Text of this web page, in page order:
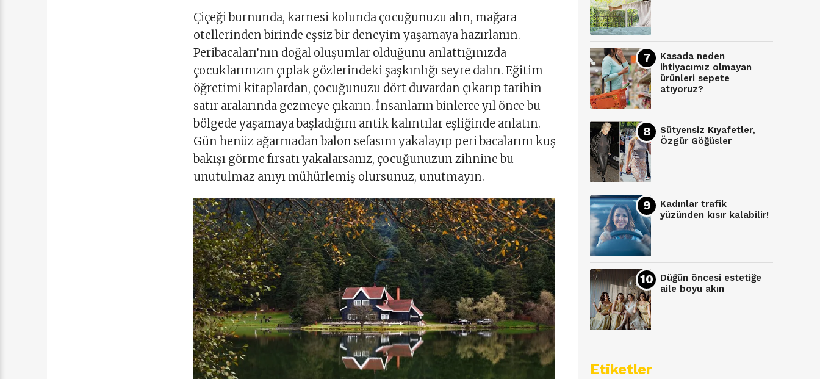
Çiçeği burnunda, karnesi kolunda çocuğunuzu alın, mağara
otellerinden birinde eşsiz bir deneyim yaşamaya hazırlanın.
Peribacaları’nın doğal oluşumlar olduğunu anlattığınızda
çocuklarınızın çıplak gözlerindeki şaşkınlığı seyre dalın. Eğitim
öğretimi kitaplardan, çocuğunuzu dört duvardan çıkarıp tarihin
satır aralarında gezmeye çıkarın. İnsanların binlerce yıl önce bu
bölgede yaşamaya başladığını antik kalıntılar eşliğinde anlatın.
Gün henüz ağarmadan balon sefasını yakalayıp peri bacalarını kuş
bakışı görme fırsatı yakalarsanız, çocuğunuzun zihnine bu
unutulmaz anıyı mühürlemiş olursunuz, unutmayın.
Kasada neden
ihtiyacımız olmayan
ürünleri sepete
atıyoruz?
Sütyensiz Kıyafetler,
Özgür Göğüsler
Kadınlar trafik
yüzünden kısır kalabilir!
Düğün öncesi estetiğe
aile boyu akın
Etiketler